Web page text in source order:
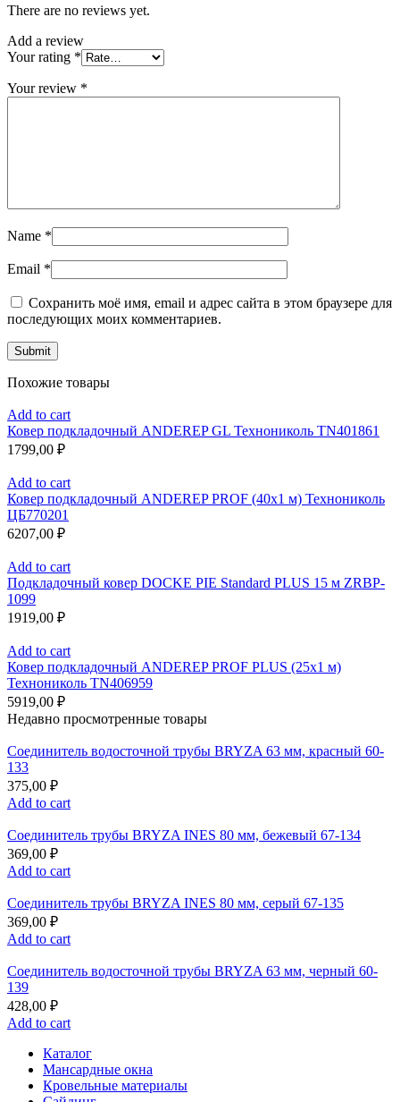
There are no reviews yet.
Add a review
Your rating *
Your review *
Name *
Email *
Сохранить моё имя, email и адрес сайта в этом браузере для
последующих моих комментариев.
Похожие товары
Add to cart
Ковер подкладочный ANDEREP GL Технониколь TN401861
1799,00 ₽
Add to cart
Ковер подкладочный ANDEREP PROF (40х1 м) Технониколь
ЦБ770201
6207,00 ₽
Add to cart
Подкладочный ковер DOCKE PIE Standard PLUS 15 м ZRBP-
1099
1919,00 ₽
Add to cart
Ковер подкладочный ANDEREP PROF PLUS (25х1 м)
Технониколь TN406959
5919,00 ₽
Недавно просмотренные товары
Соединитель водосточной трубы BRYZA 63 мм, краcный 60-
133
375,00 ₽
Add to cart
Соединитель трубы BRYZA INES 80 мм, бежевый 67-134
369,00 ₽
Add to cart
Соединитель трубы BRYZA INES 80 мм, серый 67-135
369,00 ₽
Add to cart
Соединитель водосточной трубы BRYZA 63 мм, черный 60-
139
428,00 ₽
Add to cart
Каталог
Мансардные окна
Кровельные материалы